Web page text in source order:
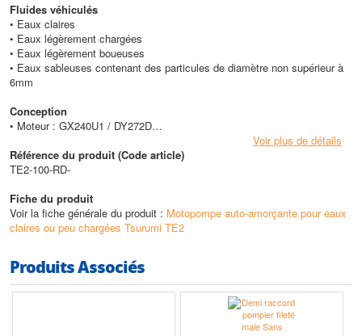
Fluides véhiculés
• Eaux claires
• Eaux légèrement chargées
• Eaux légèrement boueuses
• Eaux sableuses contenant des particules de diamètre non supérieur à
6mm
Conception
• Moteur : GX240U1 / DY272D
Caractéristiques techniques
• Ø A/R max (mm) : 100
• Granulométrie (mm) : 6
• Poids max (kg) : 58
Voir plus de détails
Référence du produit (Code article)
TE2-100-RD-
Fiche du produit
Voir la fiche générale du produit : Motopompe auto-amorçante pour eaux
claires ou peu chargées Tsurumi TE2
Produits Associés